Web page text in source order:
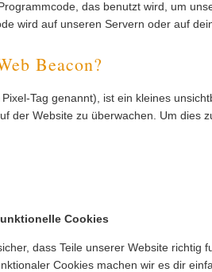
das benutzt wird, um
wird auf unseren Servern oder auf
Beacon?
Tag genannt), ist ein kleines
der Website zu überwachen. Um dies
Cookies
dass Teile unserer Website richtig
Cookies machen wir es dir